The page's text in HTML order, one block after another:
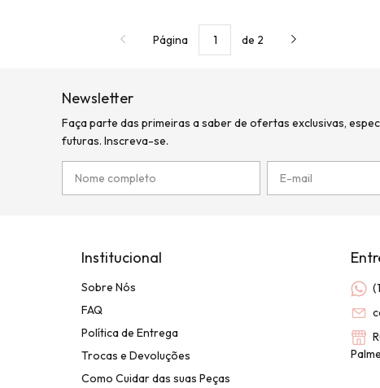
Página de 2
Newsletter
Faça parte das primeiras a saber de ofertas exclusivas,
futuras. Inscreva-se.
Institucional
Sobre Nós
FAQ
Política de Entrega
Trocas e Devoluções
Como Cuidar das suas Peças